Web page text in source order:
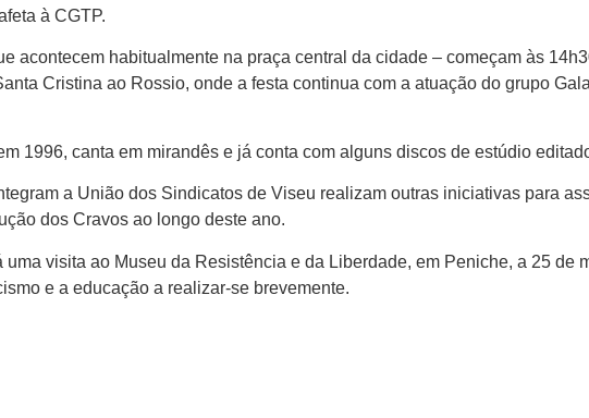
à CGTP.
acontecem habitualmente na praça central da cidade – começam às
Cristina ao Rossio, onde a festa continua com a atuação do grupo
1996, canta em mirandês e já conta com alguns discos de estúdio
a União dos Sindicatos de Viseu realizam outras iniciativas para
dos Cravos ao longo deste ano.
uma visita ao Museu da Resistência e da Liberdade, em Peniche, a 25 de
e a educação a realizar-se brevemente.